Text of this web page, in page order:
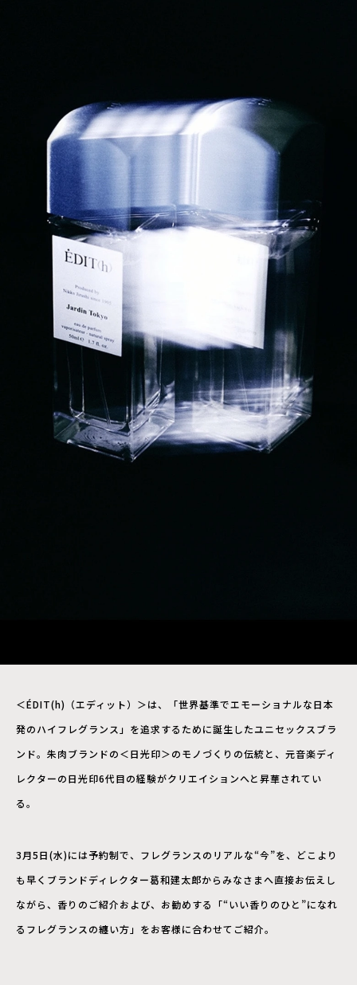
＜ÉDIT(h)（エディット）＞は、「世界基準でエモーショナルな日本
発のハイフレグランス」を追求するために誕生したユニセックスブラ
ンド。朱肉ブランドの＜日光印＞のモノづくりの伝統と、元音楽ディ
レクターの日光印6代目の経験がクリエイションへと昇華されてい
る。
3月5日(水)には予約制で、フレグランスのリアルな“今”を、どこより
も早くブランドディレクター葛和建太郎からみなさまへ直接お伝えし
ながら、香りのご紹介および、お勧めする「“いい香りのひと”になれ
るフレグランスの纏い方」をお客様に合わせてご紹介。